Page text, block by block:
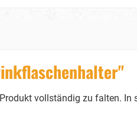
vollständig zu falten. In